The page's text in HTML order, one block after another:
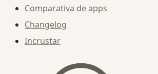
Comparativa de apps
Changelog
Incrustar